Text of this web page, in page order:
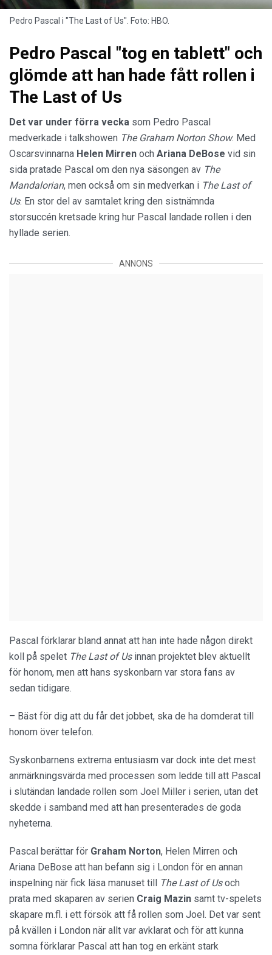
Pedro Pascal i "The Last of Us". Foto: HBO.
Pedro Pascal "tog en tablett" och
glömde att han hade fått rollen i
The Last of Us
Det var under förra vecka som Pedro Pascal
medverkade i talkshowen The Graham Norton Show. Med
Oscarsvinnarna Helen Mirren och Ariana DeBose vid sin
sida pratade Pascal om den nya säsongen av The
Mandalorian, men också om sin medverkan i The Last of
Us. En stor del av samtalet kring den sistnämnda
storsuccén kretsade kring hur Pascal landade rollen i den
hyllade serien.
ANNONS
Pascal förklarar bland annat att han inte hade någon direkt
koll på spelet The Last of Us innan projektet blev aktuellt
för honom, men att hans syskonbarn var stora fans av
sedan tidigare.
– Bäst för dig att du får det jobbet, ska de ha domderat till
honom över telefon.
Syskonbarnens extrema entusiasm var dock inte det mest
anmärkningsvärda med processen som ledde till att Pascal
i slutändan landade rollen som Joel Miller i serien, utan det
skedde i samband med att han presenterades de goda
nyheterna.
Pascal berättar för Graham Norton, Helen Mirren och
Ariana DeBose att han befann sig i London för en annan
inspelning när fick läsa manuset till The Last of Usoch
prata med skaparen av serien Craig Mazin samt tv-spelets
skapare m.fl. i ett försök att få rollen som Joel. Det var sent
på kvällen i London när allt var avklarat och för att kunna
somna förklarar Pascal att han tog en erkänt stark